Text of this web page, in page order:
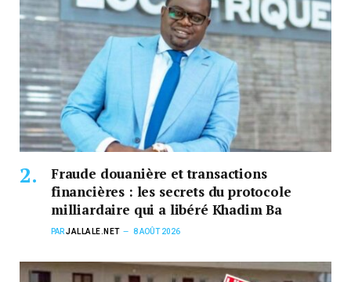
Fraude douanière et transactions
financières : les secrets du protocole
milliardaire qui a libéré Khadim Ba
PARJALLALE.NET 8 AOÛT 2026